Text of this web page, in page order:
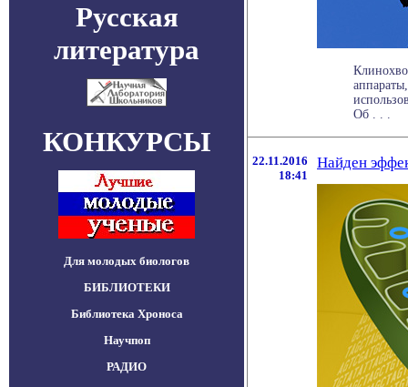
Русская
литература
КОНКУРСЫ
Для молодых биологов
БИБЛИОТЕКИ
Библиотека Хроноса
Научпоп
РАДИО
Об . . .
22.11.2016
18:41
Найден